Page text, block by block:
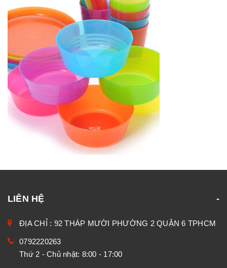
LIÊN HỆ
ĐỊA CHỈ : 92 THÁP MƯỜI PHƯỜNG 2 QUẬN 6 TPHCM
0792220263
Thứ 2 - Chủ nhật: 8:00 - 17:00